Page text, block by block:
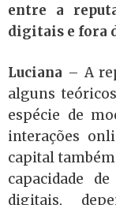
entre a
digitais e fora
Luciana – A
alguns
espécie de
interações
capital
capacidade
digitais,